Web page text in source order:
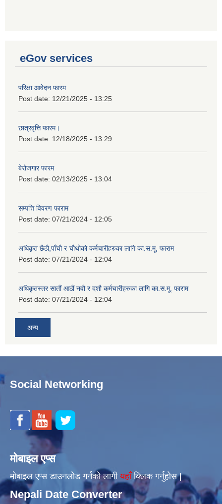
eGov services
परिक्षा आवेदन फारम
Post date: 12/21/2025 - 13:25
छात्रवृत्ति फारम।
Post date: 12/18/2025 - 13:29
बेरोजगार फारम
Post date: 02/13/2025 - 13:04
सम्पत्ति विवरण फाराम
Post date: 07/21/2024 - 12:05
अधिकृत छैठौ,पाँचौ र चौथोको कर्मचारीहरुका लागि का.स.मू. फाराम
Post date: 07/21/2024 - 12:04
अधिकृतस्तर सातौं आठौं नवौ र दशौ कर्मचारीहरुका लागि का.स.मू. फाराम
Post date: 07/21/2024 - 12:04
अन्य
Social Networking
मोबाइल एप्स
मोबाइल एप्स डाउनलोड गर्नको लागीयहाँँक्लिक गर्नुहोस |
Nepali Date Converter